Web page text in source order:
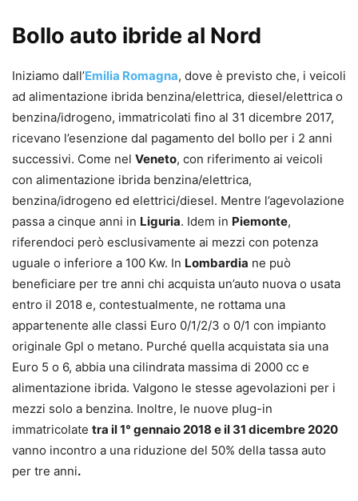
Bollo auto ibride al Nord
Iniziamo dall’Emilia Romagna, dove è previsto che, i veicoli
ad alimentazione ibrida benzina/elettrica, diesel/elettrica o
benzina/idrogeno, immatricolati fino al 31 dicembre 2017,
ricevano l’esenzione dal pagamento del bollo per i 2 anni
successivi. Come nel Veneto, con riferimento ai veicoli
con alimentazione ibrida benzina/elettrica,
benzina/idrogeno ed elettrici/diesel. Mentre l’agevolazione
passa a cinque anni in Liguria. Idem in Piemonte,
riferendoci però esclusivamente ai mezzi con potenza
uguale o inferiore a 100 Kw. In Lombardia ne può
beneficiare per tre anni chi acquista un’auto nuova o usata
entro il 2018 e, contestualmente, ne rottama una
appartenente alle classi Euro 0/1/2/3 o 0/1 con impianto
originale Gpl o metano. Purché quella acquistata sia una
Euro 5 o 6, abbia una cilindrata massima di 2000 cc e
alimentazione ibrida. Valgono le stesse agevolazioni per i
mezzi solo a benzina. Inoltre, le nuove plug-in
immatricolate tra il 1° gennaio 2018 e il 31 dicembre 2020
vanno incontro a una riduzione del 50% della tassa auto
per tre anni.